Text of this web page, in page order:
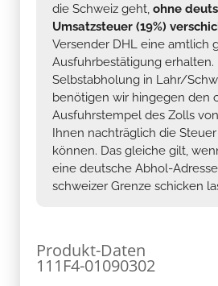
die Schweiz geht, ohne
Umsatzsteuer (19%)
Versender DHL eine amtlich
Ausfuhrbestätigung erhalten.
Selbstabholung in Lahr/
benötigen wir hingegen den
Ausfuhrstempel des Zolls
Ihnen nachträglich die
können. Das gleiche gilt,
eine deutsche Abhol-
schweizer Grenze schicken
Produkt-Daten
111F4-01090302